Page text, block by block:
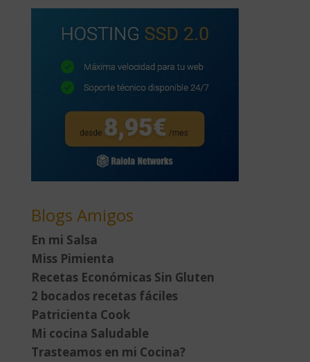
Blogs Amigos
En mi Salsa
Miss Pimienta
Recetas Económicas Sin Gluten
2 bocados recetas fáciles
Patricienta Cook
Mi cocina Saludable
Trasteamos en mi Cocina?